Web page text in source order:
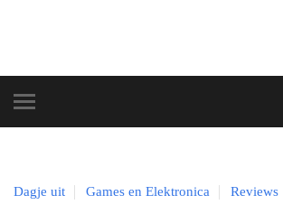
Dagje uit Games en Elektronica Reviews